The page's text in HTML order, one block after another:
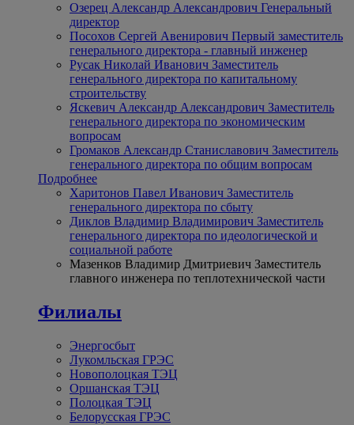
Озерец Александр Александрович Генеральный
директор
Посохов Сергей Авенирович Первый заместитель
генерального директора - главный инженер
Русак Николай Иванович Заместитель
генерального директора по капитальному
строительству
Яскевич Александр Александрович Заместитель
генерального директора по экономическим
вопросам
Громаков Александр Станиславович Заместитель
генерального директора по общим вопросам
Подробнее
Харитонов Павел Иванович Заместитель
генерального директора по сбыту
Диклов Владимир Владимирович Заместитель
генерального директора по идеологической и
социальной работе
Мазенков Владимир Дмитриевич Заместитель
главного инженера по теплотехнической части
Филиалы
Энергосбыт
Лукомльская ГРЭС
Новополоцкая ТЭЦ
Оршанская ТЭЦ
Полоцкая ТЭЦ
Белорусская ГРЭС